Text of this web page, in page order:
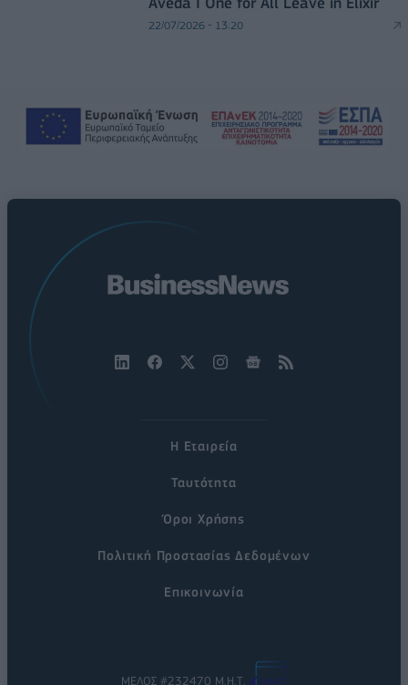
22/07/2026 - 13:20
Η Εταιρεία
Ταυτότητα
Όροι Χρήσης
Πολιτική Προστασίας Δεδομένων
Επικοινωνία
ΜΕΛΟΣ #232470 Μ.Η.Τ.